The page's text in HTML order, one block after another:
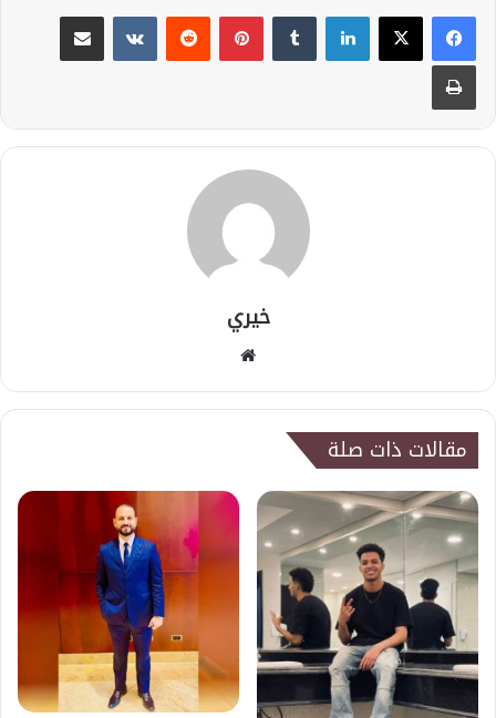
لينكدإن بينتيريست
مشاركة عبر البريد
طباعة
خيري
مقالات ذات صلة